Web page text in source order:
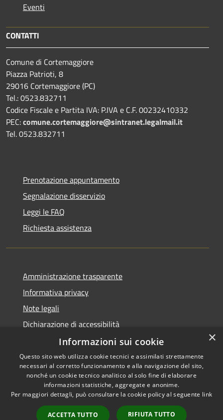
Eventi
CONTATTI
Comune di Cortemaggiore
Piazza Patrioti, 8
29016 Cortemaggiore (PC)
Tel.: 0523.832711
Codice Fiscale e Partita IVA: P.IVA e C.F. 00232410332
PEC:comune.cortemaggiore@sintranet.legalmail.it
Tel. 0523.832711
Prenotazione appuntamento
Segnalazione disservizio
Leggi le FAQ
Richiesta assistenza
Amministrazione trasparente
Informativa privacy
Note legali
Dichiarazione di accessibilità
Accessibilità
Privacy
Copyright © 2026 • Comune di
Cortemaggiore • Powered by
Municipium•Accesso
redazione
×
Informazioni sui cookie
Questo sito web utilizza cookie tecnici e assimilati strettamente
necessari al corretto funzionamento e alla navigazione del sito,
nonché un cookie tecnico analitico al solo fine di elaborare
informazioni statistiche, aggregate e anonime.
Per maggiori dettagli, può consultare la cookie policy al seguente link
ACCETTA TUTTO RIFIUTA TUTTO